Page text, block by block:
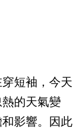
短袖，今天
的天氣變
影響。因此